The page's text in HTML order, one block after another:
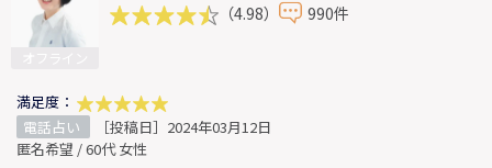
（4.98） 990件
満足度：
電話占い
［投稿日］2024年03月12日
匿名希望 / 60代 女性